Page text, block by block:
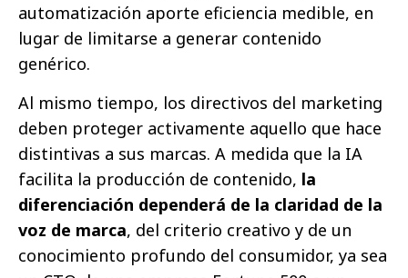
automatización aporte eficiencia medible, en
lugar de limitarse a generar contenido
genérico.
Al mismo tiempo, los directivos del marketing
deben proteger activamente aquello que hace
distintivas a sus marcas. A medida que la IA
facilita la producción de contenido, la
diferenciación dependerá de la claridad de la
voz de marca, del criterio creativo y de un
conocimiento profundo del consumidor, ya sea